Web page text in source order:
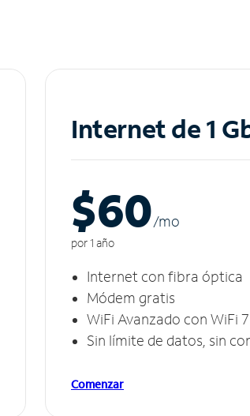
Internet de 1
$60/mo
por 1 año
Internet con fibra óptica
Módem gratis
WiFi Avanzado con WiFi 7
Sin límite de datos, sin
Comenzar